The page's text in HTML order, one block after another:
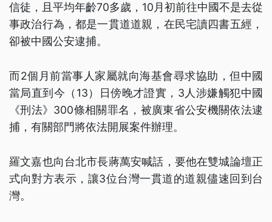
信徒，且平均年齡70多歲，10月初前往中國不是去從
事政治行為，都是一貫道道親，在民宅讀四書五經，
卻被中國公安逮捕。
而2個月前當事人家屬就向海基會尋求協助，但中國
當局直到今（13）日傍晚才證實，3人涉嫌觸犯中國
《刑法》300條相關罪名，被廣東省公安機關依法逮
捕，有關部門將依法開展案件辦理。
羅文嘉也向台北市長蔣萬安喊話，要他在雙城論壇正
式向對方表示，讓3位台灣一貫道的道親儘速回到台
灣。